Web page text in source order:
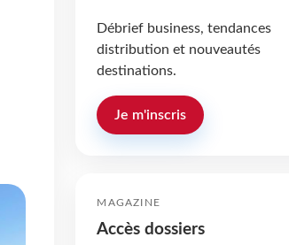
Débrief business, tendances
distribution et nouveautés
destinations.
Je m'inscris
MAGAZINE
Accès dossiers